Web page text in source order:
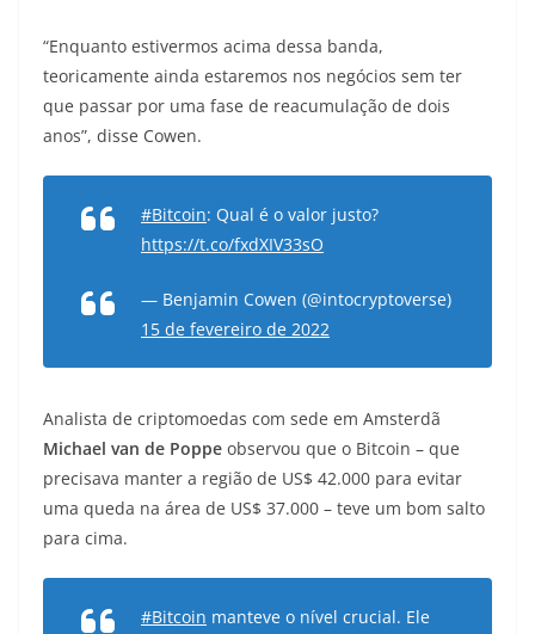
“Enquanto estivermos acima dessa banda,
teoricamente ainda estaremos nos negócios sem ter
que passar por uma fase de reacumulação de dois
anos”, disse Cowen.
#Bitcoin: Qual é o valor justo?
https://t.co/fxdXIV33sO
— Benjamin Cowen (@intocryptoverse)
15 de fevereiro de 2022
Analista de criptomoedas com sede em Amsterdã
Michael van de Poppe observou que o Bitcoin – que
precisava manter a região de US$ 42.000 para evitar
uma queda na área de US$ 37.000 – teve um bom salto
para cima.
#Bitcoin manteve o nível crucial. Ele